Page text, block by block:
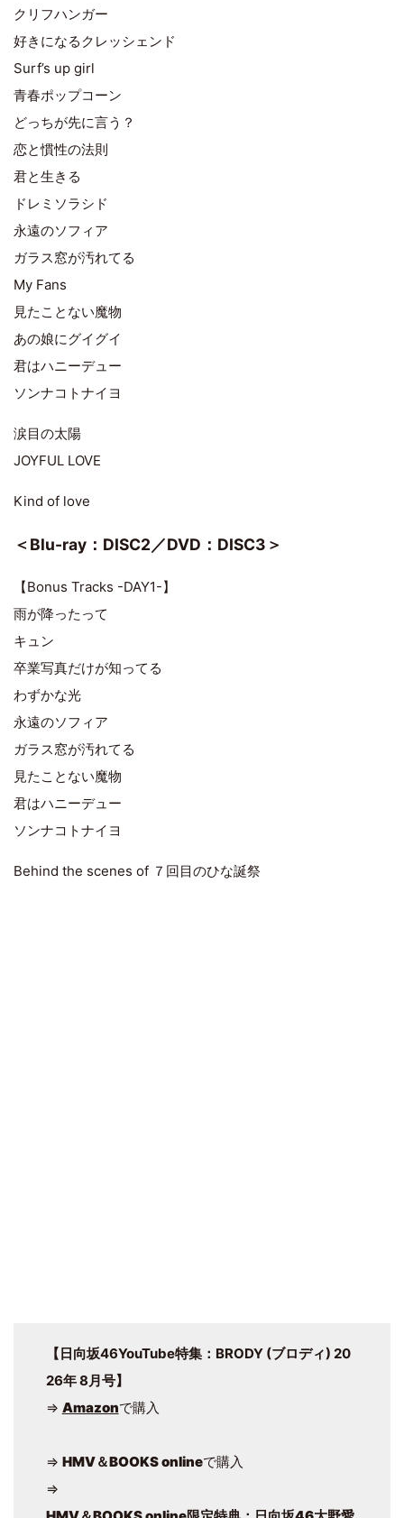
クリフハンガー
好きになるクレッシェンド
Surf’s up girl
青春ポップコーン
どっちが先に言う？
恋と慣性の法則
君と生きる
ドレミソラシド
永遠のソフィア
ガラス窓が汚れてる
My Fans
見たことない魔物
あの娘にグイグイ
君はハニーデュー
ソンナコトナイヨ
涙目の太陽
JOYFUL LOVE
Kind of love
＜Blu-ray：DISC2／DVD：DISC3＞
【Bonus Tracks -DAY1-】
雨が降ったって
キュン
卒業写真だけが知ってる
わずかな光
永遠のソフィア
ガラス窓が汚れてる
見たことない魔物
君はハニーデュー
ソンナコトナイヨ
Behind the scenes of ７回目のひな誕祭
【日向坂46YouTube特集：BRODY (ブロディ) 20
26年 8月号】
⇒ Amazonで購入
⇒ HMV＆BOOKS onlineで購入
⇒